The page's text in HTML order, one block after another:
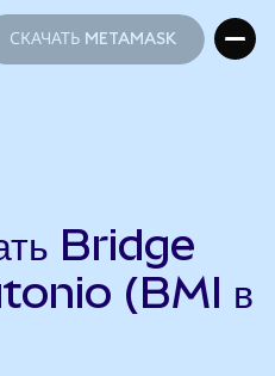
СКАЧАТЬ METAMASK
Bridge
(BMI в